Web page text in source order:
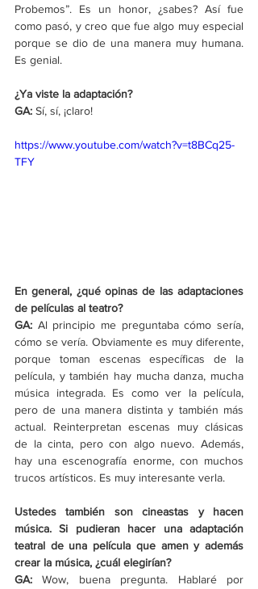
Probemos”. Es un honor, ¿sabes? Así fue
como pasó, y creo que fue algo muy especial
porque se dio de una manera muy humana.
Es genial.
¿Ya viste la adaptación?
GA: Sí, sí, ¡claro!
https://www.youtube.com/watch?v=t8BCq25-
TFY
En general, ¿qué opinas de las adaptaciones
de películas al teatro?
GA: Al principio me preguntaba cómo sería,
cómo se vería. Obviamente es muy diferente,
porque toman escenas específicas de la
película, y también hay mucha danza, mucha
música integrada. Es como ver la película,
pero de una manera distinta y también más
actual. Reinterpretan escenas muy clásicas
de la cinta, pero con algo nuevo. Además,
hay una escenografía enorme, con muchos
trucos artísticos. Es muy interesante verla.
Ustedes también son cineastas y hacen
música. Si pudieran hacer una adaptación
teatral de una película que amen y además
crear la música, ¿cuál elegirían?
GA: